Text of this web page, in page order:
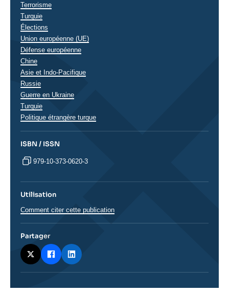
Terrorisme
Turquie
Élections
Union européenne (UE)
Défense européenne
Régions
Chine
Asie et Indo-Pacifique
Russie
Guerre en Ukraine
Turquie
Politique étrangère turque
ISBN / ISSN
979-10-373-0620-3
Utilisation
Comment citer cette publication
Partager